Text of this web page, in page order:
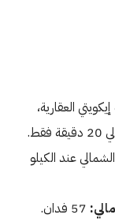
العقارية،
عند الكيلو
57 فدان.